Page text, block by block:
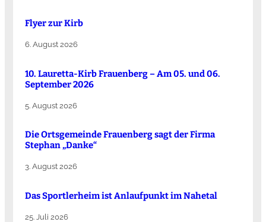
Flyer zur Kirb
6. August 2026
10. Lauretta-Kirb Frauenberg – Am 05. und 06.
September 2026
5. August 2026
Die Ortsgemeinde Frauenberg sagt der Firma
Stephan „Danke“
3. August 2026
Das Sportlerheim ist Anlaufpunkt im Nahetal
25. Juli 2026